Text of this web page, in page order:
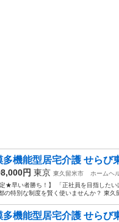
多機能型居宅介護 せらび
円 東京 東久留米市
ホームヘ
★早い者勝ち！】 「正社員を目指した
の特別な制度を賢く使いませんか？ 東
多機能型居宅介護 せらび